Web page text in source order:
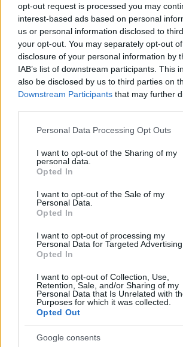
opt-out request is processed you may
interest-based ads based on personal
us or personal information disclosed to
your opt-out. You may separately opt-out
disclosure of your personal information by
IAB’s list of downstream participants. This
also be disclosed by us to third parties on
Downstream Participants that may further
Please note that this website/app uses one
not limited to your visit or usage behaviour.
grant or deny consent to Google and its
use your data for below specified purposes
consent section.
Personal Data Processing Opt Outs
I want to opt-out of the Sharing of my
personal data.
Opted In
I want to opt-out of the Sale of my
Personal Data.
Opted In
I want to opt-out of processing my
Personal Data for Targeted Advertising.
Opted In
I want to opt-out of Collection, Use,
Retention, Sale, and/or Sharing of my
Personal Data that Is Unrelated with
Purposes for which it was collected.
Opted Out
Google consents
Προκειμένου να μην ξεπεράσει το
του manga που κυκλοφορούσαν
παραγωγοί ενσωμάτωναν
επεισοδίων ή επιμήκυναν τεχνητά
είχε ως αποτέλεσμα έναν ρυθμό
δεδομένα, θεωρείται εξουθενωτικός
Η στρατηγική εμπλοκή του WIT
εντελώς το τοπίο. Μιλάμε για το
εκρηκτικές σεζόν τουAttack on Titan
πρόσφατοSpy x Family
πιέζεται από deadlines εβδομαδιαίας
κυκλοφορίας, κάτι που επιτρέπει
παραδώσουν κινηματογραφικής
αποτέλεσμα, ρευστή δράση και μια
αφήγηση. Παράλληλα, όπως
ιστορία έχει επεκταθεί τόσο πολύ,
στυλ animation ίσως να μην είναι
τις νεότερες γενιές.
Ο σκηνοθέτης του νέου anime,